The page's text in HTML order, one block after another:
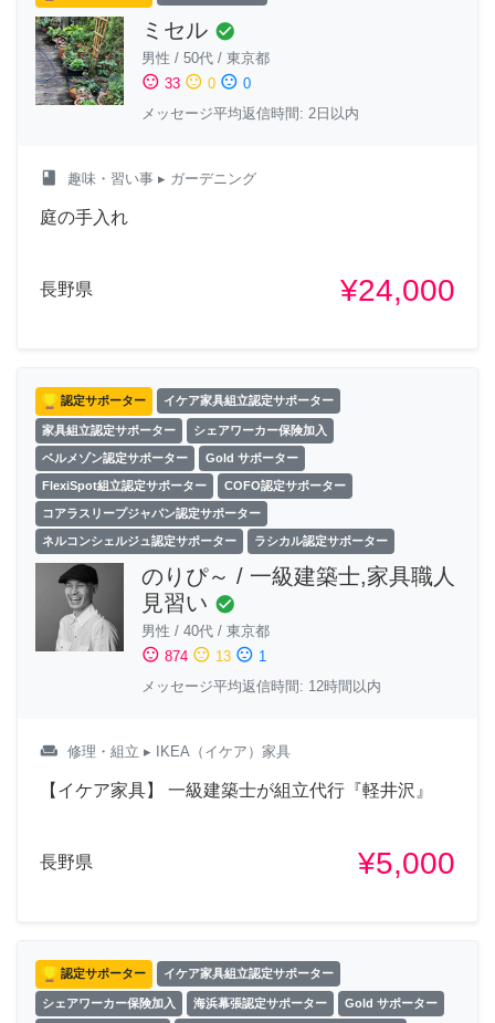
ミセル check_circle
男性 / 50代 / 東京都
sentiment_satisfied 33 sentiment_neutral 0 sentiment_dissatisfied 0
メッセージ平均返信時間: 2日以内
class 趣味・習い事 ▸ ガーデニング
庭の手入れ
長野県 ¥24,000
認定サポーター イケア家具組立認定サポーター
家具組立認定サポーター シェアワーカー保険加入
ベルメゾン認定サポーター Gold サポーター
FlexiSpot組立認定サポーター COFO認定サポーター
コアラスリープジャパン認定サポーター
ネルコンシェルジュ認定サポーター ラシカル認定サポーター
のりぴ～ / 一級建築士,家具職人
見習い check_circle
男性 / 40代 / 東京都
sentiment_satisfied 874 sentiment_neutral 13 sentiment_dissatisfied 1
メッセージ平均返信時間: 12時間以内
weekend 修理・組立 ▸ IKEA（イケア）家具
【イケア家具】 一級建築士が組立代行『軽井沢』
長野県 ¥5,000
認定サポーター イケア家具組立認定サポーター
シェアワーカー保険加入 海浜幕張認定サポーター Gold サポーター